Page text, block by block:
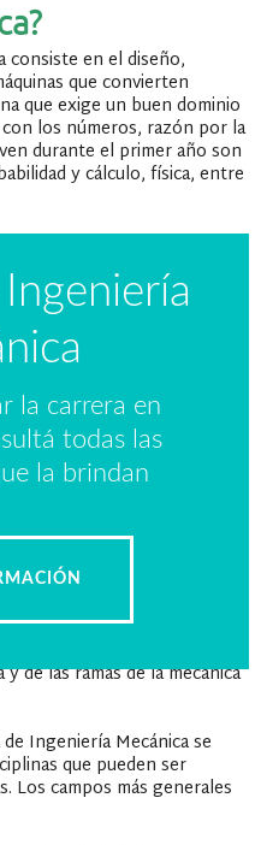
consiste en el diseño,
que convierten
que exige un buen dominio
los números, razón por la
durante el primer año son
y cálculo, física, entre
la carrera en
todas las
la brindan
maquinaria y
de las ramas de la mecánica
Ingeniería Mecánica se
que pueden ser
Los campos más generales